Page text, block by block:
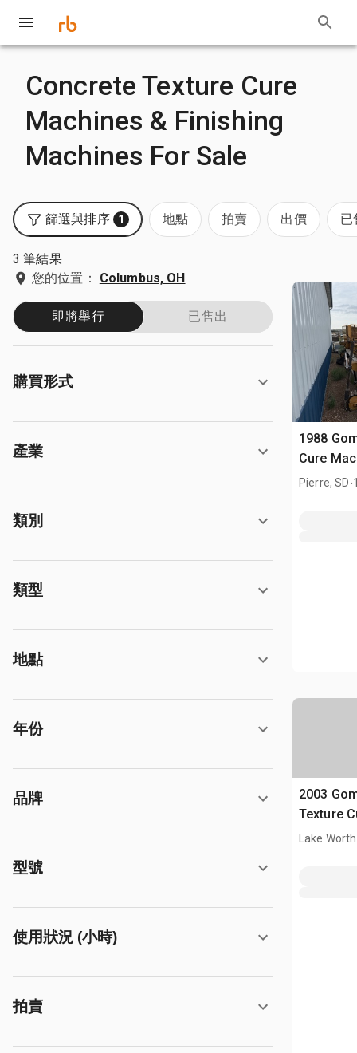
Concrete Texture Cure
Machines & Finishing
Machines For Sale
篩選與排序 1 地點 拍賣 出價 已
3 筆結果
您的位置：
Columbus, OH
即將舉行 已售出
購買形式
產業
類別
類型
地點
年份
品牌
型號
使用狀況 (小時)
拍賣
1988
Cure
Pierre, SD.
2003
Texture
Lake